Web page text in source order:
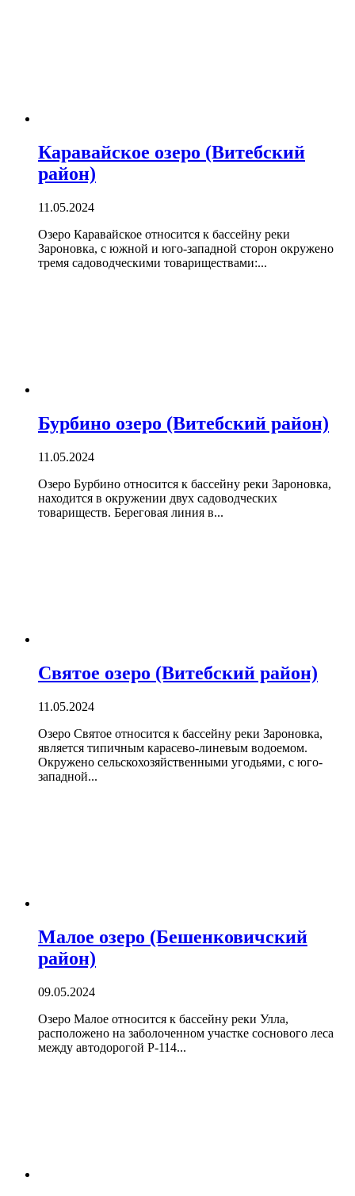
Каравайское озеро (Витебский
район)
11.05.2024
Озеро Каравайское относится к бассейну реки
Зароновка, с южной и юго-западной сторон окружено
тремя садоводческими товариществами:...
Бурбино озеро (Витебский район)
11.05.2024
Озеро Бурбино относится к бассейну реки Зароновка,
находится в окружении двух садоводческих
товариществ. Береговая линия в...
Святое озеро (Витебский район)
11.05.2024
Озеро Святое относится к бассейну реки Зароновка,
является типичным карасево-линевым водоемом.
Окружено сельскохозяйственными угодьями, с юго-
западной...
Малое озеро (Бешенковичский
район)
09.05.2024
Озеро Малое относится к бассейну реки Улла,
расположено на заболоченном участке соснового леса
между автодорогой Р-114...